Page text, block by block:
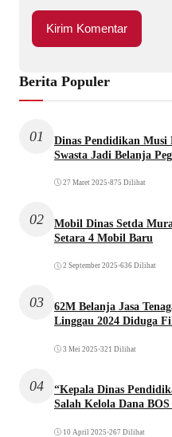
Berita Populer
01
Dinas Pendidikan Musi
Swasta Jadi Belanja
27 Maret 2025 •875 Dilihat
02
Mobil Dinas Setda
Setara 4 Mobil Baru
2 September 2025 •636 Dilihat
03
62M Belanja Jasa
Linggau 2024 Diduga
3 Mei 2025 •321 Dilihat
04
“Kepala Dinas
Salah Kelola Dana BOS
10 April 2025 •267 Dilihat